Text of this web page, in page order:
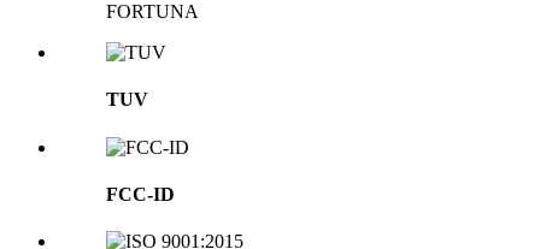
FORTUNA
TUV
FCC-ID